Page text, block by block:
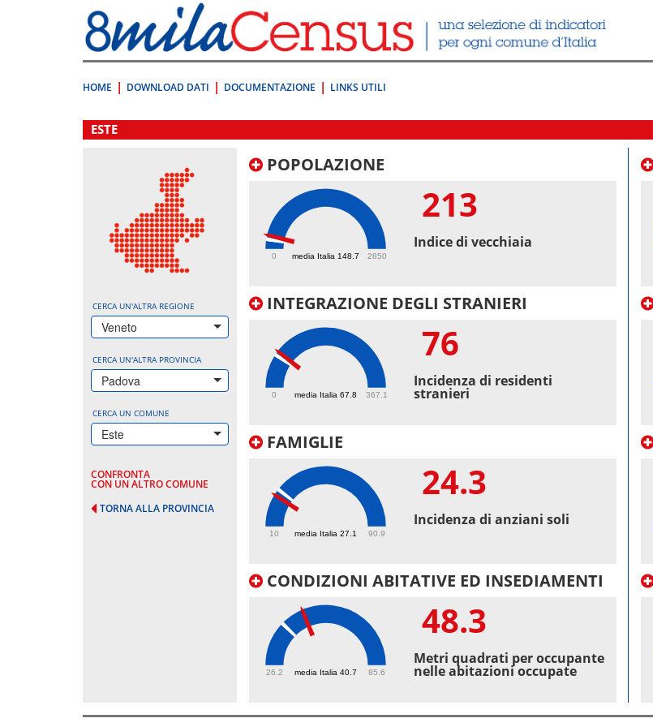
direttamente
a:
Contenuto
HOME DOWNLOAD DATI DOCUMENTAZIONE LINKS UTILI
.
ESTE
CERCA UN'ALTRA REGIONE
Veneto
CERCA UN'ALTRA PROVINCIA
Padova
CERCA UN COMUNE
Este
CONFRONTA
CON UN ALTRO COMUNE
TORNA ALLA PROVINCIA
POPOLAZIONE
media Italia 148.7
0 2850
213
Indice di vecchiaia
INTEGRAZIONE DEGLI STRANIERI
media Italia 67.8
0 367.1
76
Incidenza di residenti
stranieri
FAMIGLIE
media Italia 27.1
10 90.9
24.3
Incidenza di anziani soli
CONDIZIONI ABITATIVE ED INSEDIAMENTI
media Italia 40.7
26.2 85.6
48.3
Metri quadrati per occupante
nelle abitazioni occupate